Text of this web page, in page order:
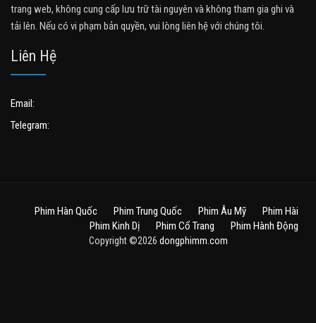
trang web, không cung cấp lưu trữ tài nguyên và không tham gia ghi và
tải lên. Nếu có vi phạm bản quyền, vui lòng liên hệ với chúng tôi.
Liên Hệ
Email:
Telegram:
Phim Hàn Quốc Phim Trung Quốc Phim Âu Mỹ
Phim Hài
Phim Kinh Dị
Phim Cổ Trang Phim Hành Động
Copyright ©2026 dongphimm.com